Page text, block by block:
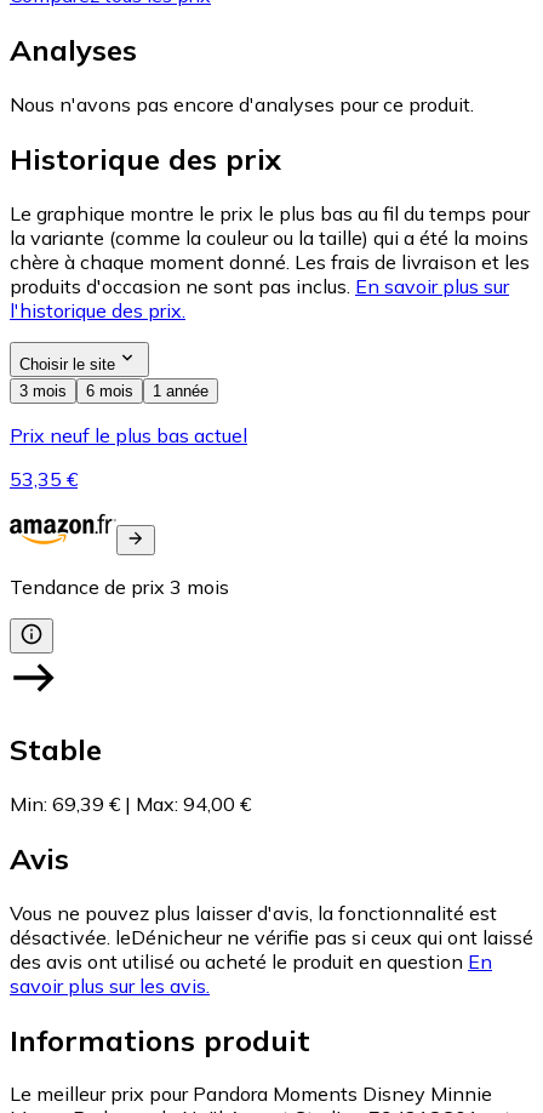
Analyses
Nous n'avons pas encore d'analyses pour ce produit.
Historique des prix
Le graphique montre le prix le plus bas au fil du temps pour
la variante (comme la couleur ou la taille) qui a été la moins
chère à chaque moment donné. Les frais de livraison et les
produits d'occasion ne sont pas inclus. En savoir plus sur
l'historique des prix.
Choisir le site
3 mois
6 mois 1 année
Prix neuf le plus bas actuel
53,35 €
Tendance de prix 3 mois
Stable
Min: 69,39 € | Max: 94,00 €
Avis
Vous ne pouvez plus laisser d'avis, la fonctionnalité est
désactivée. leDénicheur ne vérifie pas si ceux qui ont laissé
des avis ont utilisé ou acheté le produit en question En
savoir plus sur les avis.
Informations produit
Le meilleur prix pour Pandora Moments Disney Minnie